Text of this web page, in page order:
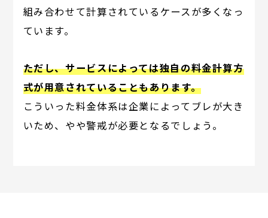
組み合わせて計算されているケースが多くなっ
ています。
ただし、サービスによっては独自の料金計算方
式が用意されていることもあります。
こういった料金体系は企業によってブレが大き
いため、やや警戒が必要となるでしょう。